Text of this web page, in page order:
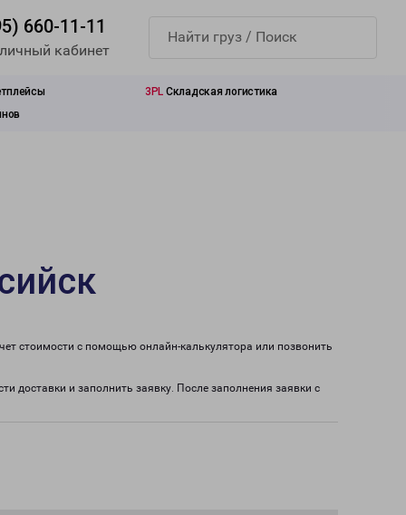
660-11-11
кабинет
3PL Складская логистика
стоимости с помощью онлайн-калькулятора или позвонить
доставки и заполнить заявку. После заполнения заявки с